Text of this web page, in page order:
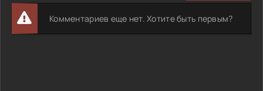
Комментариев еще нет. Хотите быть первым?